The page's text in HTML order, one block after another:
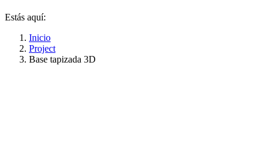
Estás aquí:
Inicio
Project
Base tapizada 3D